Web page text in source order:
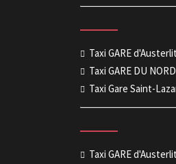
Taxi GARE
Taxi GARE DU
Taxi Gare Saint-
Taxi GARE